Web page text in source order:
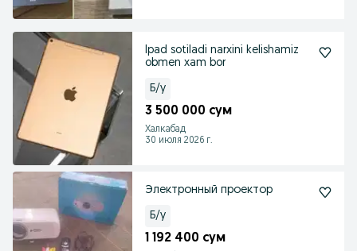
Ipad sotiladi narxini kelishamiz
obmen xam bor
Б/у
3 500 000 сум
Халкабад
30 июля 2026 г.
Электронный проектор
Б/у
1 192 400 сум